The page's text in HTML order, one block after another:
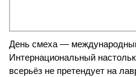
День смеха —
Интернациональный
всерьёз не претендует на